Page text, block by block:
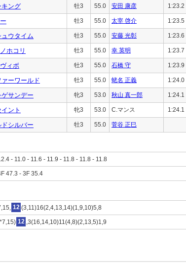
キング 牡3 55.0 安田 康彦 1:23.2
牡3 55.0 太宰 啓介 1:23.5
ュウタイム 牡3 55.0 安藤 光彰 1:23.6
ホコリ 牡3 55.0 幸 英明 1:23.7
ィボ 牡3 55.0 石橋 守 1:23.9
ァーワールド 牡3 55.0 蛯名 正義 1:24.0
ゲサンデー 牝3 53.0 秋山 真一郎 1:24.1
ント 牝3 53.0 C.マンス 1:24.1
ドシルバー 牡3 55.0 菅谷 正巳
- 11.0 - 11.6 - 11.9 - 11.8 - 11.8 - 11.8
47.3 - 3F 35.4
12 (3,11)16(2,4,13,14)(1,9,10)5,8
12 ,3(16,14,10)11(4,8)(2,13,5)1,9